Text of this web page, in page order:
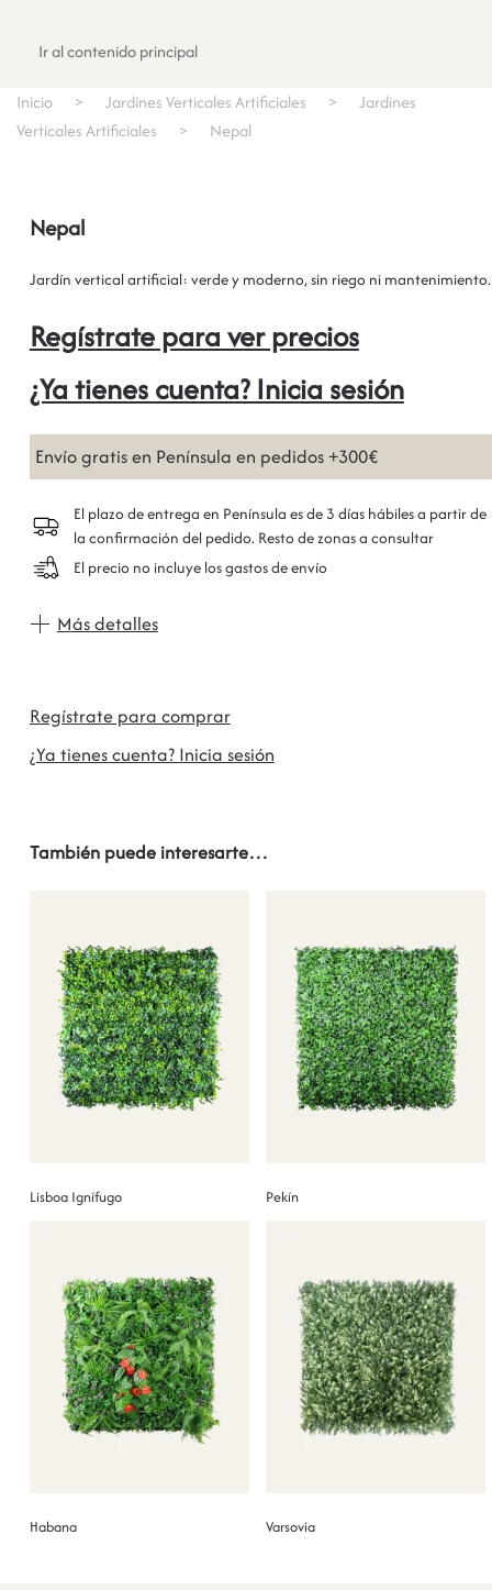
Ir al contenido principal
Inicio Jardines Verticales Artificiales
Jardines
Verticales Artificiales
Nepal
Nepal
Jardín vertical artificial: verde y moderno, sin riego ni mantenimiento.
Regístrate para ver precios
¿Ya tienes cuenta? Inicia sesión
Envío gratis en Península en pedidos +300€
El plazo de entrega en Península es de 3 días hábiles a partir de
la confirmación del pedido. Resto de zonas a consultar
El precio no incluye los gastos de envío
Más detalles
Regístrate para comprar
¿Ya tienes cuenta? Inicia sesión
También puede interesarte…
Lisboa Ignífugo Pekín
Habana Varsovia